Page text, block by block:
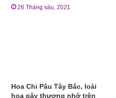
26 Tháng sáu, 2021
Hoa Chi Pâu Tây Bắc, loài
hoa gây thương nhớ trên